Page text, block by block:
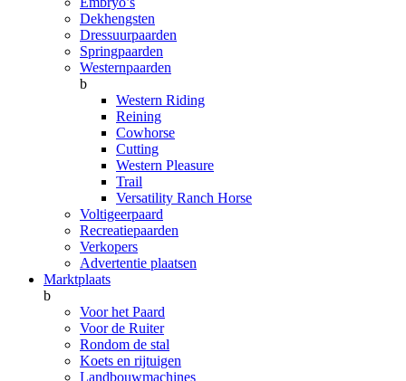
Dekhengsten
Dressuurpaarden
Springpaarden
Westernpaarden
b
Western Riding
Reining
Cowhorse
Cutting
Western Pleasure
Trail
Versatility Ranch Horse
Voltigeerpaard
Recreatiepaarden
Verkopers
Advertentie plaatsen
Marktplaats
b
Voor het Paard
Voor de Ruiter
Rondom de stal
Koets en rijtuigen
Landbouwmachines